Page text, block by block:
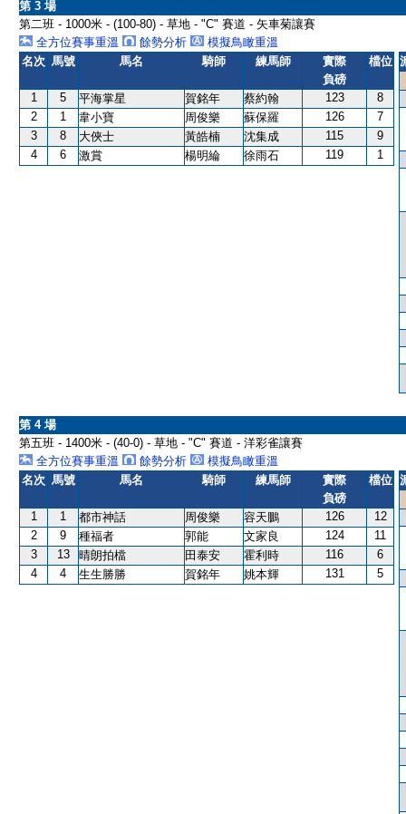
第 3 場
第二班 - 1000米 - (100-80) - 草地 - "C" 賽道 - 矢車菊讓賽
全方位賽事重溫
餘勢分析
模擬鳥瞰重溫
名次 馬號 馬名 騎師 練馬師
實際
負磅
檔位
1 5 平海掌星 賀銘年 蔡約翰 123
8
2
1 韋小寶 周俊樂 蘇保羅 126
7
3
8 大俠士 黃皓楠 沈集成 115
9
4
6 激賞 楊明綸 徐雨石 119 1
第 4 場
第五班 - 1400米 - (40-0) - 草地 - "C" 賽道 - 洋彩雀讓賽
全方位賽事重溫
餘勢分析
模擬鳥瞰重溫
名次 馬號 馬名 騎師 練馬師
實際
負磅
檔位
1 1 都市神話 周俊樂 容天鵬 126
12
2
9 種福者 郭能 文家良 124
11
3
13 晴朗拍檔 田泰安 霍利時 116
6
4
4 生生勝勝 賀銘年 姚本輝 131 5